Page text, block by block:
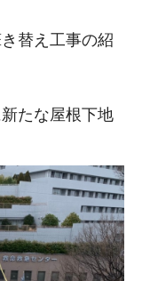
替え工事の紹
たな屋根下地